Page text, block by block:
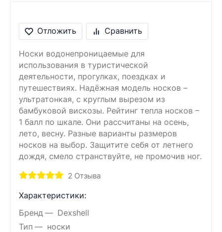
Отложить Сравнить
Носки водонепроницаемые для
использования в туристической
деятельности, прогулках, поездках и
путешествиях. Надёжная модель носков –
ультратонкая, с круглым вырезом из
бамбуковой вискозы. Рейтинг тепла носков –
1 балл по шкале. Они рассчитаны на осень,
лето, весну. Разные варианты размеров
носков на выбор. Защитите себя от летнего
дождя, смело странствуйте, не промочив ног.
2 Отзыва
Характеристики:
Бренд
Dexshell
Тип
носки